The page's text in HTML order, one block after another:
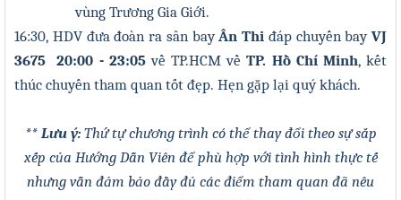
vùng Trương Gia Giới.
16:30, HDV đưa đoàn ra sân bayÂn Thi đáp chuyến bay VJ
3675 20:00 - 23:05về TP.HCMvềTP. Hồ Chí Minh, kết
thúc chuyến tham quan tốt đẹp. Hẹn gặp lại quý khách.
** Lưu ý:Thứ tự chương trình có thể thay đổi theo sự sắp
xếp của Hướng Dẫn Viên để phù hợp với tình hình thực tế
nhưng vẫn đảm bảo đầy đủ các điểm tham quan đã nêu